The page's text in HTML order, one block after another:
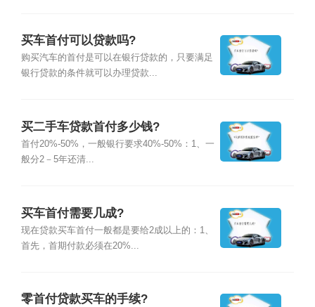
买车首付可以贷款吗?
购买汽车的首付是可以在银行贷款的，只要满足
银行贷款的条件就可以办理贷款...
买二手车贷款首付多少钱?
首付20%-50%，一般银行要求40%-50%：1、一
般分2－5年还清...
买车首付需要几成?
现在贷款买车首付一般都是要给2成以上的：1、
首先，首期付款必须在20%...
零首付贷款买车的手续?